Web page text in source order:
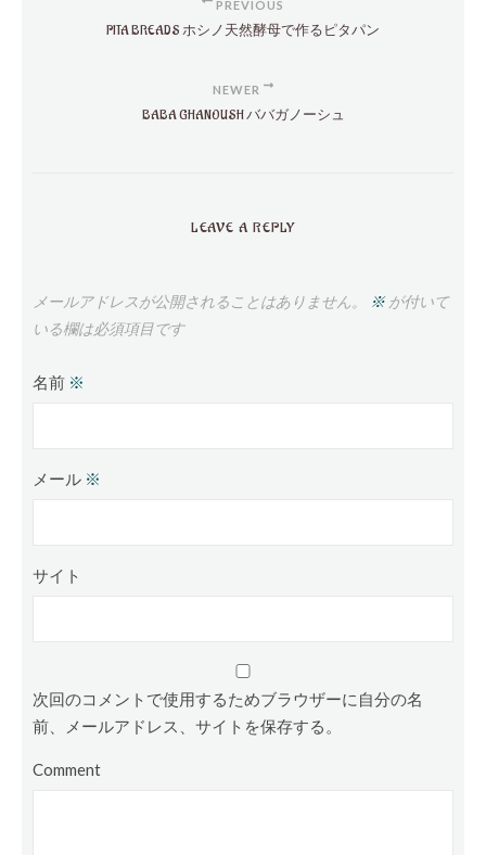
PREVIOUS
PITA BREADS ホシノ天然酵母で作るピタパン
NEWER
BABA GHANOUSH ババガノーシュ
LEAVE A REPLY
メールアドレスが公開されることはありません。 ※が付いて
いる欄は必須項目です
名前 ※
メール ※
サイト
次回のコメントで使用するためブラウザーに自分の名
前、メールアドレス、サイトを保存する。
Comment